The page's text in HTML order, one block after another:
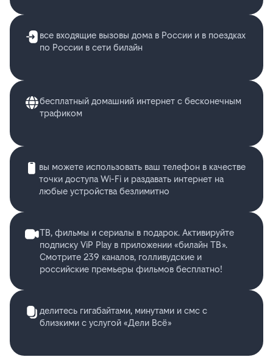
все входящие вызовы дома в России и в поездках
по России в сети билайн
бесплатный домашний интернет с бесконечным
трафиком
вы можете использовать ваш телефон в качестве
точки доступа Wi-Fi и раздавать интернет на
любые устройства безлимитно
ТВ, фильмы и сериалы в подарок. Активируйте
подписку ViP Play в приложении «билайн ТВ».
Смотрите 239 каналов, голливудские и
российские премьеры фильмов бесплатно!
делитесь гигабайтами, минутами и смс с
близкими с услугой «Дели Всё»